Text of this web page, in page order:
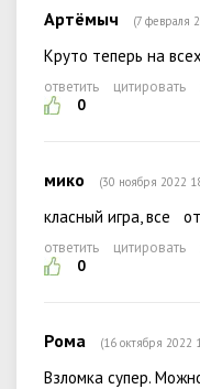
Артёмыч (7 февраля
Круто теперь на
ответить цитировать
0
мико (30 ноября 2022
класный игра, все
ответить цитировать
0
Рома (16 октября 2022
Взломка супер.